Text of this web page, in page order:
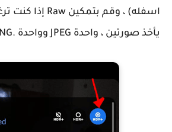
يأخذ صورتين ، واحدة JPEG وواحدة .DNG وهي RAW)